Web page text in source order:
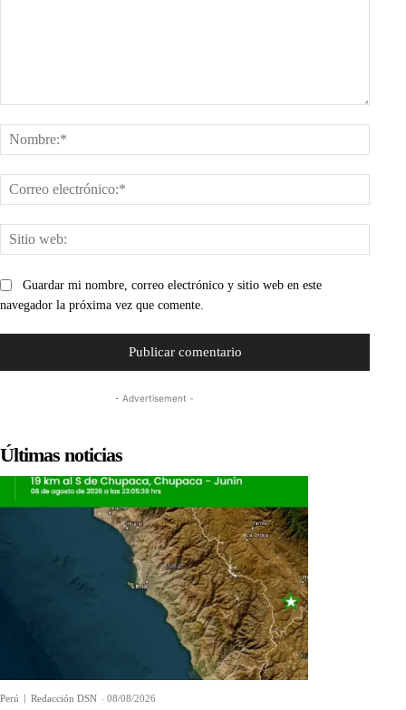
web:
Guardar mi nombre, correo electrónico y sitio web en este
navegador la próxima vez que comente.
- Advertisement -
Últimas noticias
Perú Redacción DSN - 08/08/2026